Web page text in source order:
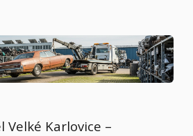
Velké Karlovice –